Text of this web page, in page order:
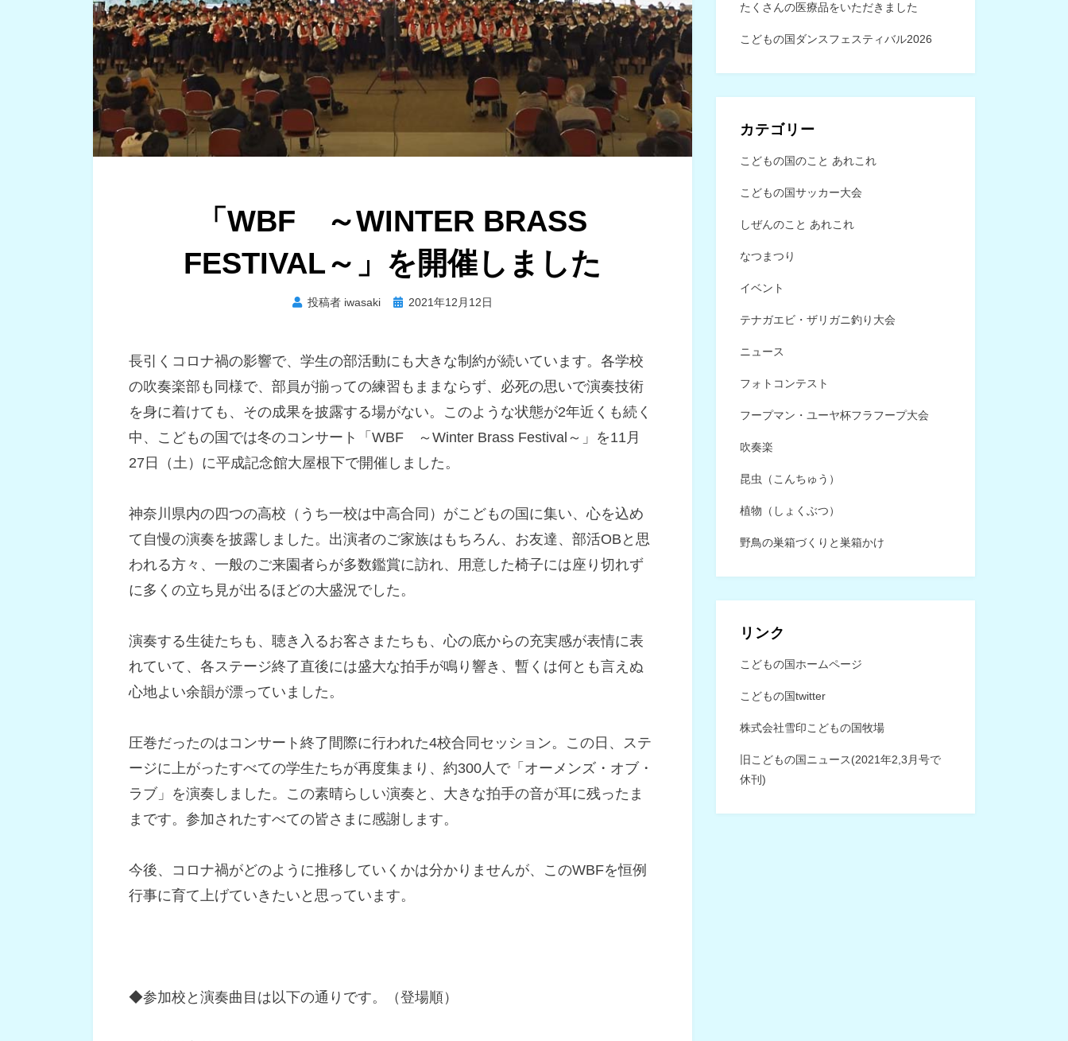
「WBF ～WINTER BRASS
FESTIVAL～」を開催しました
投稿者 iwasaki
投 2021年12月12日
長引くコロナ禍の影響で、学生の部活動にも大きな制約が続いています。各学校
の吹奏楽部も同様で、部員が揃っての練習もままならず、必死の思いで演奏技術
を身に着けても、その成果を披露する場がない。このような状態が2年近くも続く
中、こどもの国では冬のコンサート「WBF ～Winter Brass Festival～」を11月
27日（土）に平成記念館大屋根下で開催しました。
神奈川県内の四つの高校（うち一校は中高合同）がこどもの国に集い、心を込め
て自慢の演奏を披露しました。出演者のご家族はもちろん、お友達、部活OBと思
われる方々、一般のご来園者らが多数鑑賞に訪れ、用意した椅子には座り切れず
に多くの立ち見が出るほどの大盛況でした。
演奏する生徒たちも、聴き入るお客さまたちも、心の底からの充実感が表情に表
れていて、各ステージ終了直後には盛大な拍手が鳴り響き、暫くは何とも言えぬ
心地よい余韻が漂っていました。
圧巻だったのはコンサート終了間際に行われた4校合同セッション。この日、ステ
ージに上がったすべての学生たちが再度集まり、約300人で「オーメンズ・オブ・
ラブ」を演奏しました。この素晴らしい演奏と、大きな拍手の音が耳に残ったま
まです。参加されたすべての皆さまに感謝します。
今後、コロナ禍がどのように推移していくかは分かりませんが、このWBFを恒例
行事に育て上げていきたいと思っています。
◆参加校と演奏曲目は以下の通りです。（登場順）
たくさんの医療品をいただきました
こどもの国ダンスフェスティバル2026
カテゴリー
こどもの国のこと あれこれ
こどもの国サッカー大会
しぜんのこと あれこれ
なつまつり
イベント
テナガエビ・ザリガニ釣り大会
ニュース
フォトコンテスト
フープマン・ユーヤ杯フラフープ大会
吹奏楽
昆虫（こんちゅう）
植物（しょくぶつ）
野鳥の巣箱づくりと巣箱かけ
リンク
こどもの国ホームページ
こどもの国twitter
株式会社雪印こどもの国牧場
旧こどもの国ニュース(2021年2,3月号で
休刊)